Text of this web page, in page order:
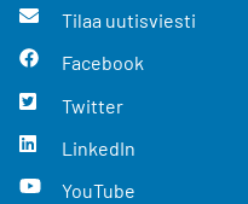
Tilaa uutisviesti
Facebook
Twitter
LinkedIn
YouTube